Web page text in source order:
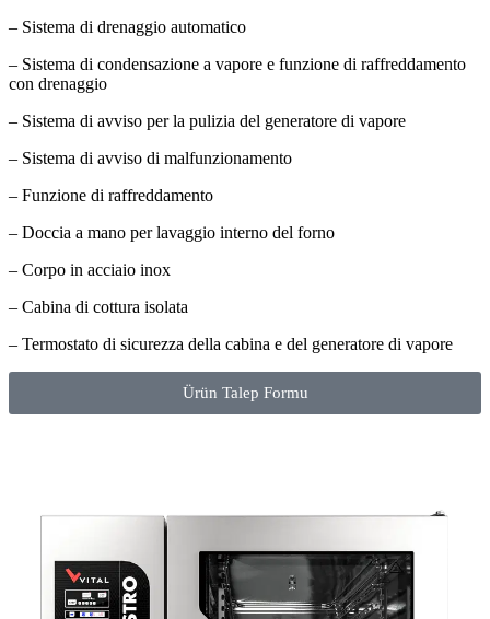
– Sistema di drenaggio automatico
– Sistema di condensazione a vapore e funzione di raffreddamento
con drenaggio
– Sistema di avviso per la pulizia del generatore di vapore
– Sistema di avviso di malfunzionamento
– Funzione di raffreddamento
– Doccia a mano per lavaggio interno del forno
– Corpo in acciaio inox
– Cabina di cottura isolata
– Termostato di sicurezza della cabina e del generatore di vapore
Ürün Talep Formu